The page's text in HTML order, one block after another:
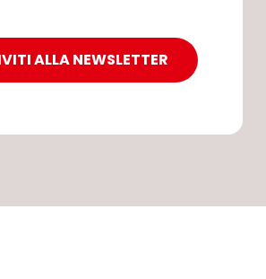
ALLA NEWSLETTER